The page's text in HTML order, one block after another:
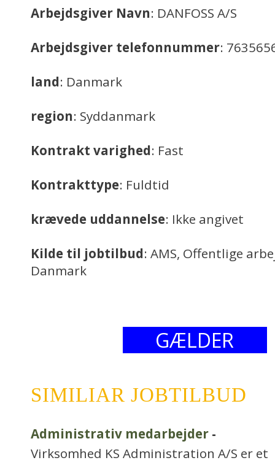
Arbejdsgiver Navn: DANFOSS A/S
Arbejdsgiver telefonnummer:
land: Danmark
region: Syddanmark
Kontrakt varighed: Fast
Kontrakttype: Fuldtid
krævede uddannelse: Ikke angivet
Kilde til jobtilbud: AMS, Offentlige
Danmark
GÆLDER
SIMILIAR JOBTILBUD
Administrativ medarbejder -
Virksomhed KS Administration A/S er et